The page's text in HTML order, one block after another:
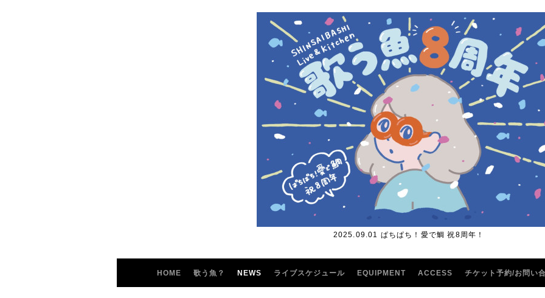
2025.09.01 ぱちぱち！愛で鯛 祝8周年！
HOME 歌う魚？ NEWS ライブスケジュール EQUIPMENT ACCESS チケット予約/お問い